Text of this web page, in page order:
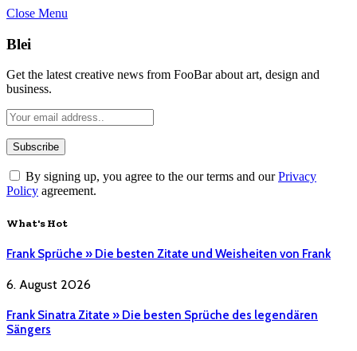
Close Menu
Blei
Get the latest creative news from FooBar about art, design and
business.
By signing up, you agree to the our terms and ourPrivacy
Policy agreement.
What's Hot
Frank Sprüche » Die besten Zitate und Weisheiten von Frank
6. August 2026
Frank Sinatra Zitate » Die besten Sprüche des legendären
Sängers